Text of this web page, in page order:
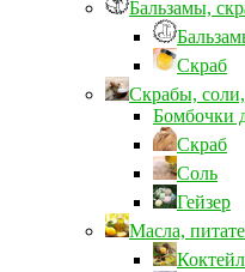
Бальзамы,
Скраб
Скрабы,
Бомбочки
Скраб
Соль
Гейзер
Масла,